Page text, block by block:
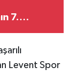
7.
Levent Spor